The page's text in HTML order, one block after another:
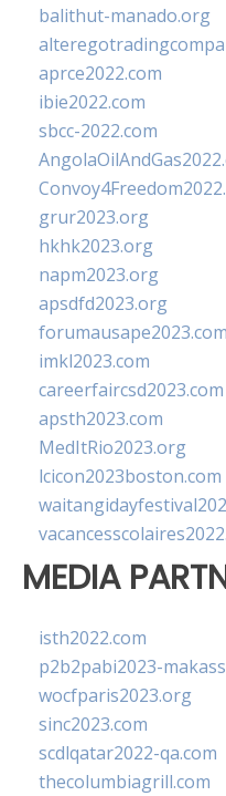
balithut-manado.org
aprce2022.com
ibie2022.com
sbcc-2022.com
grur2023.org
hkhk2023.org
napm2023.org
apsdfd2023.org
forumausape2023.com
imkl2023.com
careerfaircsd2023.com
apsth2023.com
MedItRio2023.org
lcicon2023boston.com
MEDIA
isth2022.com
p2b2pabi2023-
wocfparis2023.org
sinc2023.com
scdlqatar2022-qa.com
thecolumbiagrill.com